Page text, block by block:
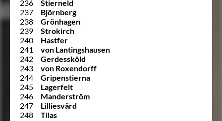
236
Stierneld
237
Björnberg
238
Grönhagen
239
Strokirch
240
Hastfer
241
von Lantingshausen
242
Gerdessköld
243
von Roxendorff
244
Gripenstierna
245
Lagerfelt
246
Manderström
247
Lilliesvärd
248
Tilas